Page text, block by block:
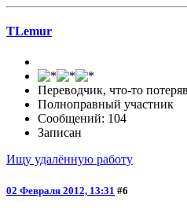
TLemur
Переводчик, что-то
Полноправный участник
Сообщений: 104
Записан
Ищу удалённую работу
02 Февраля 2012, 13:31 #6